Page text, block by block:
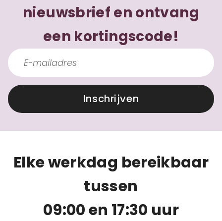
nieuwsbrief en ontvang
een kortingscode!
Inschrijven
Elke werkdag bereikbaar
tussen
09:00 en 17:30 uur